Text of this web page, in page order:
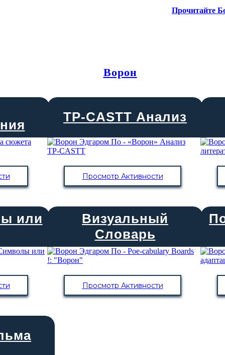
Прочитайте
Ворон
TP-CASTT Анализ
Просмотр Активности
или
Визуальный
Словарь
Просмотр Активности